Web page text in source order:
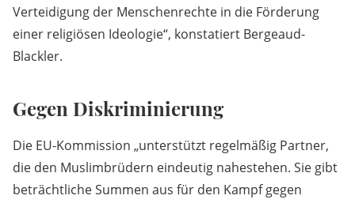
Verteidigung der Menschenrechte in die Förderung
einer religiösen Ideologie“, konstatiert Bergeaud-
Blackler.
Gegen Diskriminierung
Die EU-Kommission „unterstützt regelmäßig Partner,
die den Muslimbrüdern eindeutig nahestehen. Sie gibt
beträchtliche Summen aus für den Kampf gegen